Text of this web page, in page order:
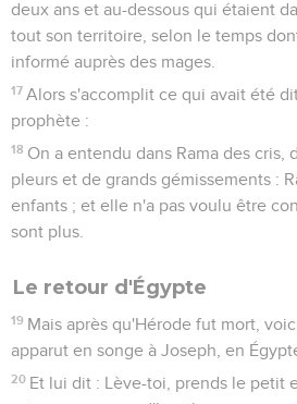
deux ans et au-dessous qui étaient
tout son territoire, selon le temps
informé auprès des mages.
17 Alors s'accomplit ce qui avait été
prophète :
18 On a entendu dans Rama des cris,
pleurs et de grands gémissements :
enfants ; et elle n'a pas voulu être
sont plus.
Le retour d'Égypte
19 Mais après qu'Hérode fut mort,
apparut en songe à Joseph, en
20 Et lui dit : Lève-toi, prends le petit